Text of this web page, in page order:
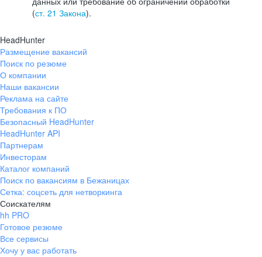
(ст. 21 Закона).
HeadHunter
Размещение вакансий
Поиск по резюме
О компании
Наши вакансии
Реклама на сайте
Требования к ПО
Безопасный HeadHunter
HeadHunter API
Партнерам
Инвесторам
Каталог компаний
Поиск по вакансиям в Бежаницах
Сетка: соцсеть для нетворкинга
Соискателям
hh PRO
Готовое резюме
Все сервисы
Хочу у вас работать